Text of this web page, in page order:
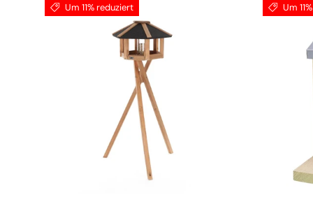
Um 11% reduziert Um